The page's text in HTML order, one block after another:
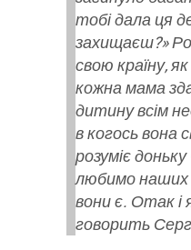
тобі дала ця
захищаєш?»
свою країну,
кожна мама
дитину всім
в когось вона
розуміє
любимо наших
вони є. Отак і
говорить